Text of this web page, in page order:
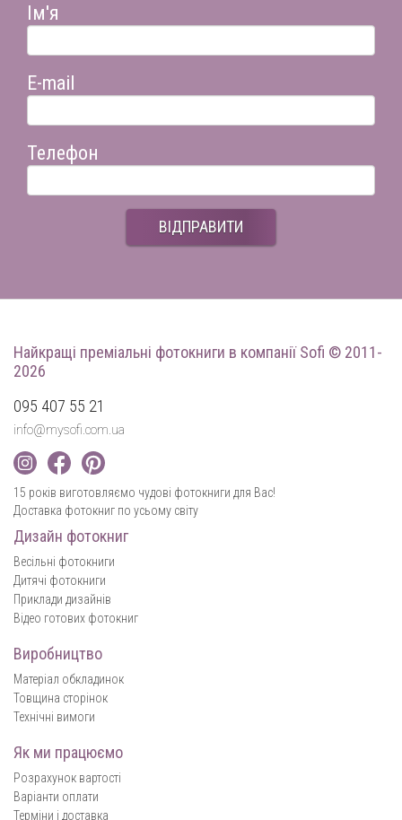
Ім'я
E-mail
Телефон
ВІДПРАВИТИ
Найкращі преміальні фотокниги в компанії Sofi © 2011-
2026
095 407 55 21
info@mysofi.com.ua
15 років виготовляємо чудові фотокниги для Вас!
Доставка фотокниг по усьому світу
Дизайн фотокниг
Весільні фотокниги
Дитячі фотокниги
Приклади дизайнів
Відео готових фотокниг
Виробництво
Матеріал обкладинок
Товщина сторінок
Технічні вимоги
Як ми працюємо
Розрахунок вартості
Варіанти оплати
Терміни і доставка